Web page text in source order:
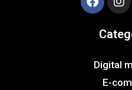
Digital
E-